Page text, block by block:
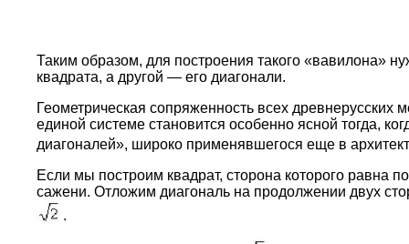
Таким образом, для построения такого «вавилона»
квадрата, а другой — его диагонали.
Геометрическая сопряженность всех
единой системе становится особенно ясной тогда,
диагоналей», широко применявшегося еще в
Если мы построим квадрат, сторона которого равна
сажени. Отложим диагональ на продолжении двух
.